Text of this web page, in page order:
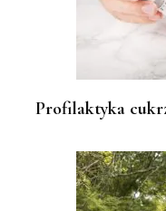
Profilaktyka